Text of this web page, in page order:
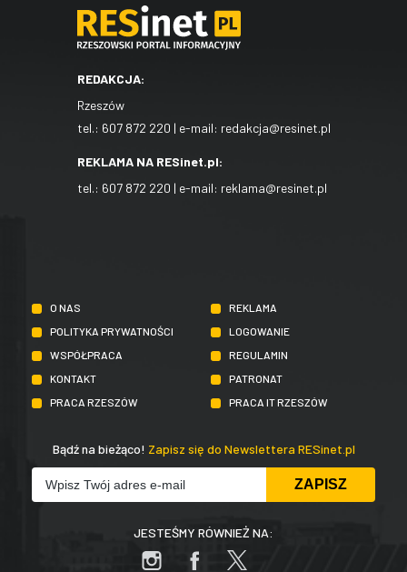
REDAKCJA:
Rzeszów
tel.: 607 872 220 | e-mail: redakcja@resinet.pl
REKLAMA NA RESinet.pl:
tel.: 607 872 220 | e-mail: reklama@resinet.pl
O NAS
REKLAMA
POLITYKA PRYWATNOŚCI
LOGOWANIE
WSPÓŁPRACA
REGULAMIN
KONTAKT
PATRONAT
PRACA RZESZÓW
PRACA IT RZESZÓW
Bądź na bieżąco! Zapisz się do Newslettera RESinet.pl
JESTEŚMY RÓWNIEŻ NA: